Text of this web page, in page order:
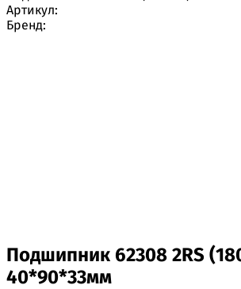
Артикул:
Бренд:
Подшипник 62308 2RS
40*90*33мм